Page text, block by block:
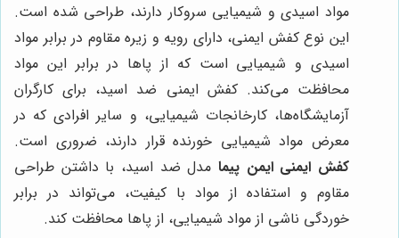
مواد اسیدی و شیمیایی سروکار دارند، طراحی شده است.
این نوع کفش ایمنی، دارای رویه و زیره مقاوم در برابر مواد
اسیدی و شیمیایی است که از پاها در برابر این مواد
محافظت می‌کند. کفش ایمنی ضد اسید، برای کارگران
آزمایشگاه‌ها، کارخانجات شیمیایی، و سایر افرادی که در
معرض مواد شیمیایی خورنده قرار دارند، ضروری است.
کفش ایمنی ایمن پیما مدل ضد اسید، با داشتن طراحی
مقاوم و استفاده از مواد با کیفیت، می‌تواند در برابر
خوردگی ناشی از مواد شیمیایی، از پاها محافظت کند.